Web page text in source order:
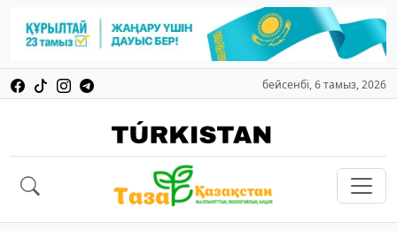
бейсенбі, 6 тамыз, 2026